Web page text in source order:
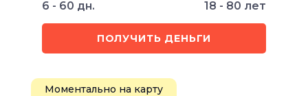
6 - 60 дн. 18 - 80 лет
ПОЛУЧИТЬ ДЕНЬГИ
Моментально на карту